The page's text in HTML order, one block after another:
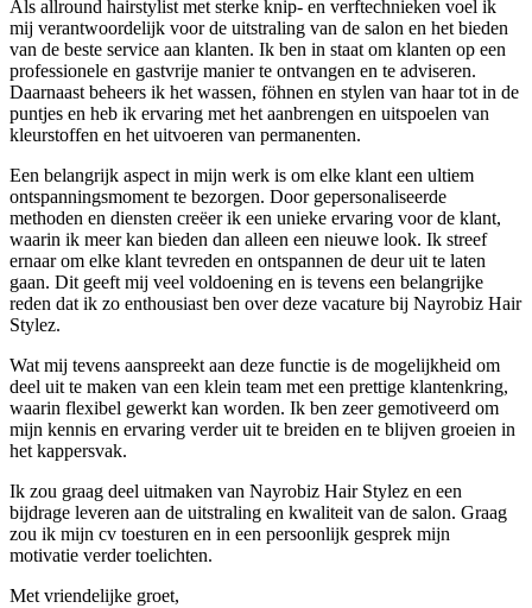
Als allround hairstylist met sterke knip- en verftechnieken voel ik
mij verantwoordelijk voor de uitstraling van de salon en het bieden
van de beste service aan klanten. Ik ben in staat om klanten op een
professionele en gastvrije manier te ontvangen en te adviseren.
Daarnaast beheers ik het wassen, föhnen en stylen van haar tot in de
puntjes en heb ik ervaring met het aanbrengen en uitspoelen van
kleurstoffen en het uitvoeren van permanenten.
Een belangrijk aspect in mijn werk is om elke klant een ultiem
ontspanningsmoment te bezorgen. Door gepersonaliseerde
methoden en diensten creëer ik een unieke ervaring voor de klant,
waarin ik meer kan bieden dan alleen een nieuwe look. Ik streef
ernaar om elke klant tevreden en ontspannen de deur uit te laten
gaan. Dit geeft mij veel voldoening en is tevens een belangrijke
reden dat ik zo enthousiast ben over deze vacature bij Nayrobiz Hair
Stylez.
Wat mij tevens aanspreekt aan deze functie is de mogelijkheid om
deel uit te maken van een klein team met een prettige klantenkring,
waarin flexibel gewerkt kan worden. Ik ben zeer gemotiveerd om
mijn kennis en ervaring verder uit te breiden en te blijven groeien in
het kappersvak.
Ik zou graag deel uitmaken van Nayrobiz Hair Stylez en een
bijdrage leveren aan de uitstraling en kwaliteit van de salon. Graag
zou ik mijn cv toesturen en in een persoonlijk gesprek mijn
motivatie verder toelichten.
Met vriendelijke groet,